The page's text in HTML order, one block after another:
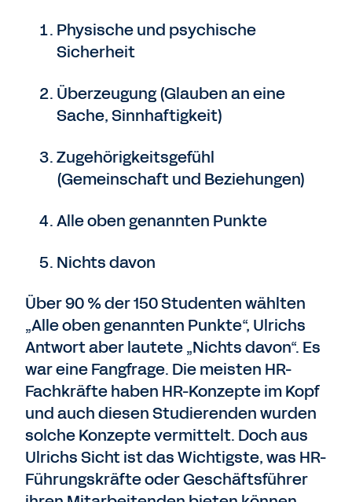
Physische und psychische
Sicherheit
Überzeugung (Glauben an eine
Sache, Sinnhaftigkeit)
Zugehörigkeitsgefühl
(Gemeinschaft und Beziehungen)
Alle oben genannten Punkte
Nichts davon
Über 90 % der 150 Studenten wählten
„Alle oben genannten Punkte“, Ulrichs
Antwort aber lautete „Nichts davon“. Es
war eine Fangfrage. Die meisten HR-
Fachkräfte haben HR-Konzepte im Kopf
und auch diesen Studierenden wurden
solche Konzepte vermittelt. Doch aus
Ulrichs Sicht ist das Wichtigste, was HR-
Führungskräfte oder Geschäftsführer